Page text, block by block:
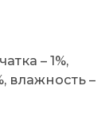
– 1%,
влажность –